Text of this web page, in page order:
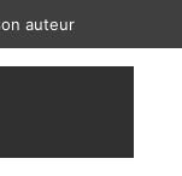
auteur